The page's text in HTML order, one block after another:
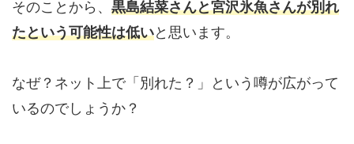
そのことから、 黒島結菜さんと宮沢氷魚さんが別れ
たという可能性は低いと思います。
なぜ？ネット上で「別れた？」という噂が広がって
いるのでしょうか？